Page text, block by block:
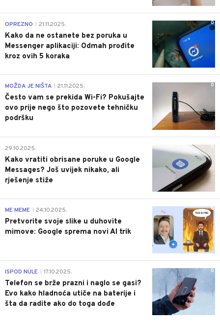
0
OPREZNO 21.11.2025.
Kako da ne ostanete bez poruka u
Messenger aplikaciji: Odmah prođite
kroz ovih 5 koraka
0
MOŽDA JE NIŠTA 21.11.2025.
Često vam se prekida Wi-Fi? Pokušajte
ovo prije nego što pozovete tehničku
podršku
0
29.10.2025.
Kako vratiti obrisane poruke u Google
Messages? Još uvijek nikako, ali
rješenje stiže
0
ME MEME 24.10.2025.
Pretvorite svoje slike u duhovite
mimove: Google sprema novi AI trik
0
ISPOD NULE 17.10.2025.
Telefon se brže prazni i naglo se gasi?
Evo kako hladnoća utiče na baterije i
šta da radite ako do toga dođe